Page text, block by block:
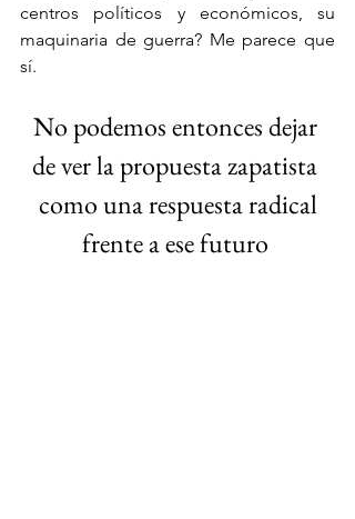
centros políticos y económicos, su
maquinaria de guerra? Me parece que
sí.
No podemos entonces dejar
de ver la propuesta zapatista
como una respuesta radical
frente a ese futuro.